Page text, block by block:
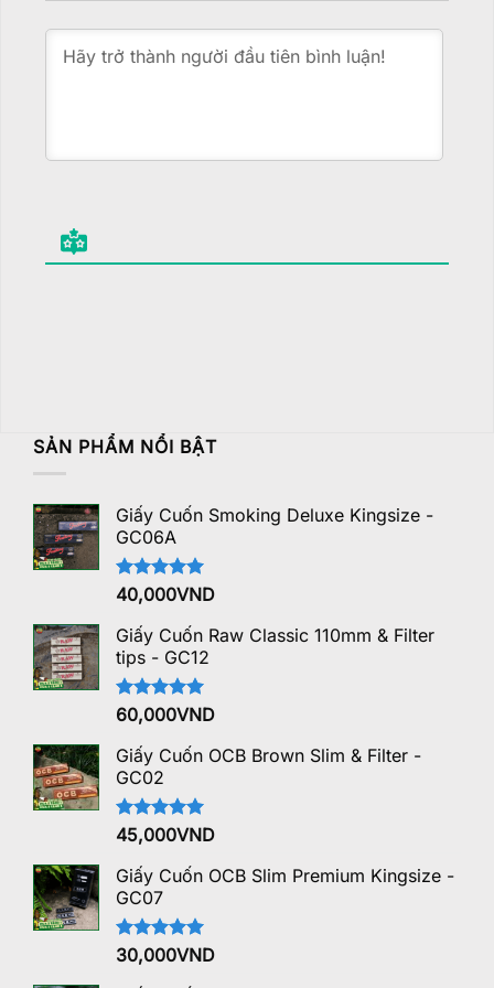
SẢN PHẨM NỔI BẬT
Giấy Cuốn Smoking Deluxe Kingsize -
GC06A
Được xếp
hạng
5 sao
40,000VND
Giấy Cuốn Raw Classic 110mm & Filter
tips - GC12
Được xếp
hạng
5 sao
60,000VND
Giấy Cuốn OCB Brown Slim & Filter -
GC02
Được xếp
hạng
5 sao
45,000VND
Giấy Cuốn OCB Slim Premium Kingsize -
GC07
Được xếp
hạng
30,000VND